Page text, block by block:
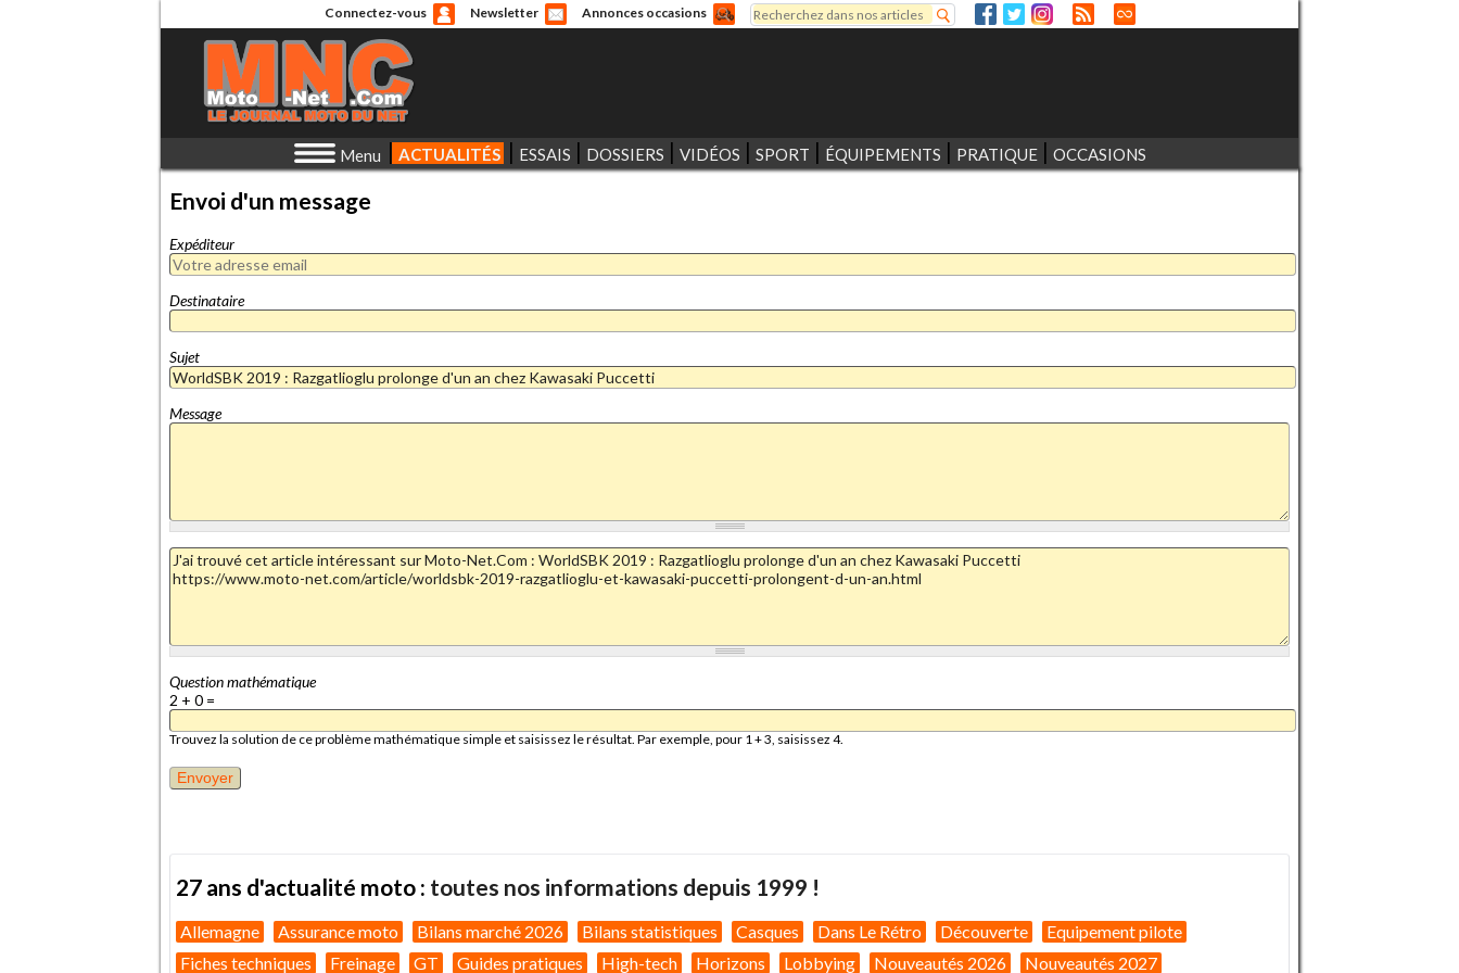
Connectez-vous Newsletter Annonces occasions
Formulaire de recherche
Rechercher
Menu ACTUALITÉS ESSAIS DOSSIERS VIDÉOS SPORT ÉQUIPEMENTS PRATIQUE OCCASIONS
Envoi d'un message
Expéditeur
Destinataire
Sujet
Message
Question mathématique
2 + 0 =
Trouvez la solution de ce problème mathématique simple et saisissez le résultat. Par exemple, pour 1 + 3, saisissez 4.
27 ans d'actualité moto : toutes nos informations depuis 1999 !
Allemagne Assurance moto Bilans marché 2026 Bilans statistiques Casques Dans Le Rétro Découverte
Equipement pilote
Fiches techniques
Freinage GT Guides pratiques High-tech Horizons Lobbying Nouveautés 2026 Nouveautés 2027